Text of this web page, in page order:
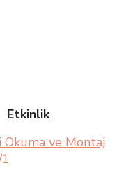
Etkinlik
Okuma ve Montaj